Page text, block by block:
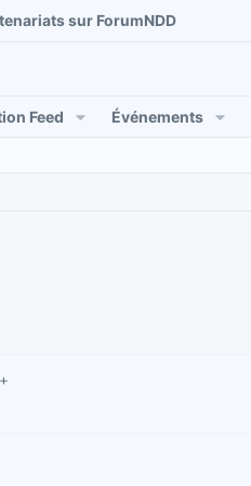
sur ForumNDD
Feed Événements